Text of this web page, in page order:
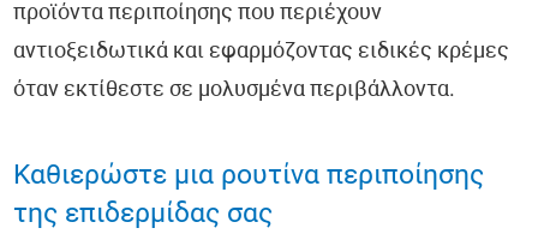
προϊόντα περιποίησης που περιέχουν
αντιοξειδωτικά και εφαρμόζοντας ειδικές κρέμες
όταν εκτίθεστε σε μολυσμένα περιβάλλοντα.
Καθιερώστε μια ρουτίνα περιποίησης
της επιδερμίδας σας